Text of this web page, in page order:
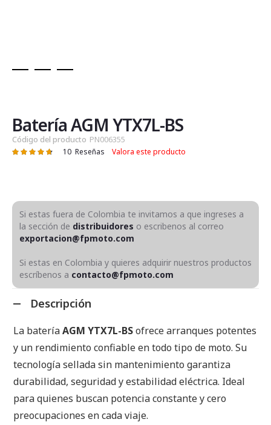
de
la
galería
de
Batería AGM YTX7L-BS
Código del producto PN006355
Valoración: 10 Reseñas Valora este producto
Si estas fuera de Colombia te invitamos a que ingreses a
la sección de distribuidores o escribenos al correo
exportacion@fpmoto.com
Si estas en Colombia y quieres adquirir nuestros productos
escríbenos a contacto@fpmoto.com
Descripción
La bateríaAGM YTX7L-BSofrece arranques potentes
y un rendimiento confiable en todo tipo de moto. Su
tecnología sellada sin mantenimiento garantiza
durabilidad, seguridad y estabilidad eléctrica. Ideal
para quienes buscan potencia constante y cero
preocupaciones en cada viaje.